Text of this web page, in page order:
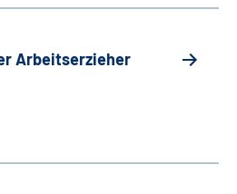
Arbeitserzieher